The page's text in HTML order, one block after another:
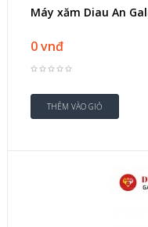
Máy xăm Diau An
0 vnđ